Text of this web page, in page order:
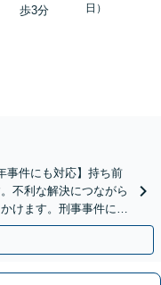
歩3分
日）
事件にも対応】持ち前
不利な解決につながら
けます。刑事事件に巻
談可能】